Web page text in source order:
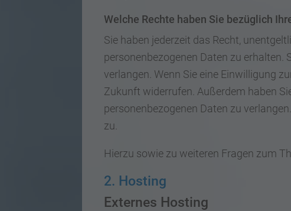
Welche Rechte haben Sie bezüglich
Sie haben jederzeit das Recht,
personenbezogenen Daten zu erhalten.
verlangen. Wenn Sie eine Einwilligung
Zukunft widerrufen. Außerdem haben
personenbezogenen Daten zu
zu.
Hierzu sowie zu weiteren Fragen zum
2. Hosting
Externes Hosting